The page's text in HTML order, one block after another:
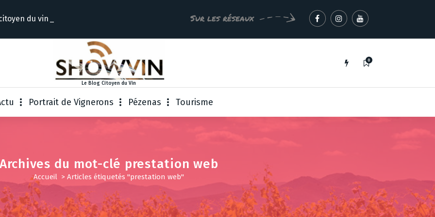
du Sur les réseaux
Le Blog Citoyen du Vin
0
Portrait de Vignerons Pézenas Tourisme
Archives du mot-clé prestation web
Accueil > Articles étiquetés "prestation web"